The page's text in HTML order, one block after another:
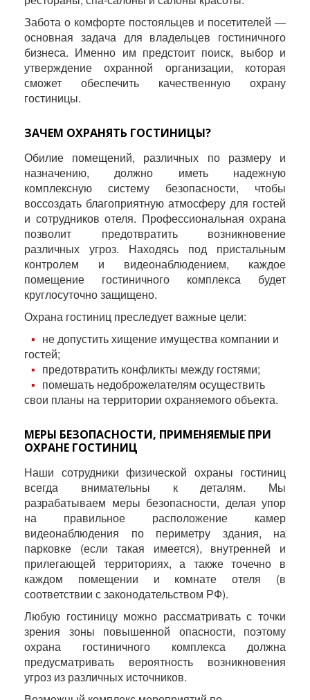
Забота о комфорте постояльцев и посетителей —
основная задача для владельцев гостиничного
бизнеса. Именно им предстоит поиск, выбор и
утверждение охранной организации, которая
сможет обеспечить качественную охрану
гостиницы.
ЗАЧЕМ ОХРАНЯТЬ ГОСТИНИЦЫ?
Обилие помещений, различных по размеру и
назначению, должно иметь надежную
комплексную систему безопасности, чтобы
воссоздать благоприятную атмосферу для гостей
и сотрудников отеля. Профессиональная охрана
позволит предотвратить возникновение
различных угроз. Находясь под пристальным
контролем и видеонаблюдением, каждое
помещение гостиничного комплекса будет
круглосуточно защищено.
Охрана гостиниц преследует важные цели:
не допустить хищение имущества компании и
гостей;
предотвратить конфликты между гостями;
помешать недоброжелателям осуществить
свои планы на территории охраняемого объекта.
МЕРЫ БЕЗОПАСНОСТИ, ПРИМЕНЯЕМЫЕ ПРИ
ОХРАНЕ ГОСТИНИЦ
Наши сотрудники физической охраны гостиниц
всегда внимательны к деталям. Мы
разрабатываем меры безопасности, делая упор
на правильное расположение камер
видеонаблюдения по периметру здания, на
парковке (если такая имеется), внутренней и
прилегающей территориях, а также точечно в
каждом помещении и комнате отеля (в
соответствии с законодательством РФ).
Любую гостиницу можно рассматривать с точки
зрения зоны повышенной опасности, поэтому
охрана гостиничного комплекса должна
предусматривать вероятность возникновения
угроз из различных источников.